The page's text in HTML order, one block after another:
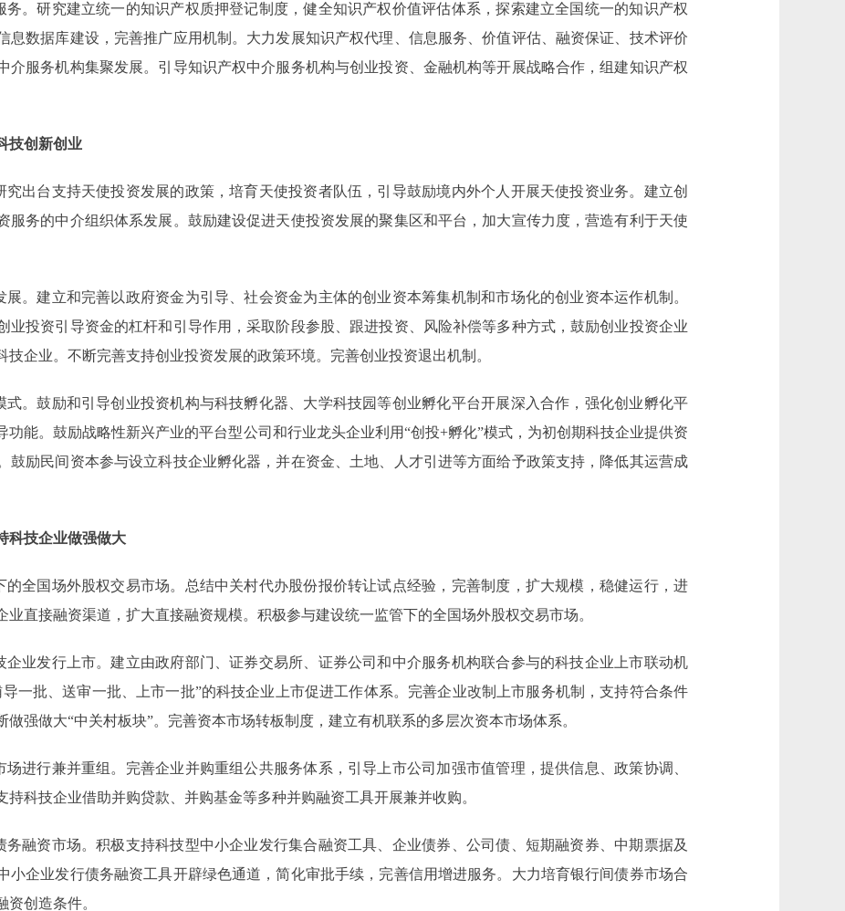
研究建立统一的知识产权质押登记制度，健全知识产权价值评估体系，探索建立全国统一的知识产权
息数据库建设，完善推广应用机制。大力发展知识产权代理、信息服务、价值评估、融资保证、技术评价
介服务机构集聚发展。引导知识产权中介服务机构与创业投资、金融机构等开展战略合作，组建知识产权
技创新创业
台支持天使投资发展的政策，培育天使投资者队伍，引导鼓励境内外个人开展天使投资业务。建立创
服务的中介组织体系发展。鼓励建设促进天使投资发展的聚集区和平台，加大宣传力度，营造有利于天使
建立和完善以政府资金为引导、社会资金为主体的创业资本筹集机制和市场化的创业资本运作机制。
业投资引导资金的杠杆和引导作用，采取阶段参股、跟进投资、风险补偿等多种方式，鼓励创业投资企业
企业。不断完善支持创业投资发展的政策环境。完善创业投资退出机制。
鼓励和引导创业投资机构与科技孵化器、大学科技园等创业孵化平台开展深入合作，强化创业孵化平
功能。鼓励战略性新兴产业的平台型公司和行业龙头企业利用“创投+孵化”模式，为初创期科技企业提供资
鼓励民间资本参与设立科技企业孵化器，并在资金、土地、人才引进等方面给予政策支持，降低其运营成
科技企业做强做大
国场外股权交易市场。总结中关村代办股份报价转让试点经验，完善制度，扩大规模，稳健运行，进
直接融资渠道，扩大直接融资规模。积极参与建设统一监管下的全国场外股权交易市场。
发行上市。建立由政府部门、证券交易所、证券公司和中介服务机构联合参与的科技企业上市联动机
一批、送审一批、上市一批”的科技企业上市促进工作体系。完善企业改制上市服务机制，支持符合条件
强做大“中关村板块”。完善资本市场转板制度，建立有机联系的多层次资本市场体系。
行兼并重组。完善企业并购重组公共服务体系，引导上市公司加强市值管理，提供信息、政策协调、
科技企业借助并购贷款、并购基金等多种并购融资工具开展兼并收购。
资市场。积极支持科技型中小企业发行集合融资工具、企业债券、公司债、短期融资券、中期票据及
小企业发行债务融资工具开辟绿色通道，简化审批手续，完善信用增进服务。大力培育银行间债券市场合
创造条件。